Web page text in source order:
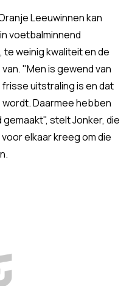
Leeuwinnen kan
voetbalminnend
weinig kwaliteit en de
"Men is gewend van
uitstraling is en dat
Daarmee hebben
stelt Jonker, die
elkaar kreeg om die